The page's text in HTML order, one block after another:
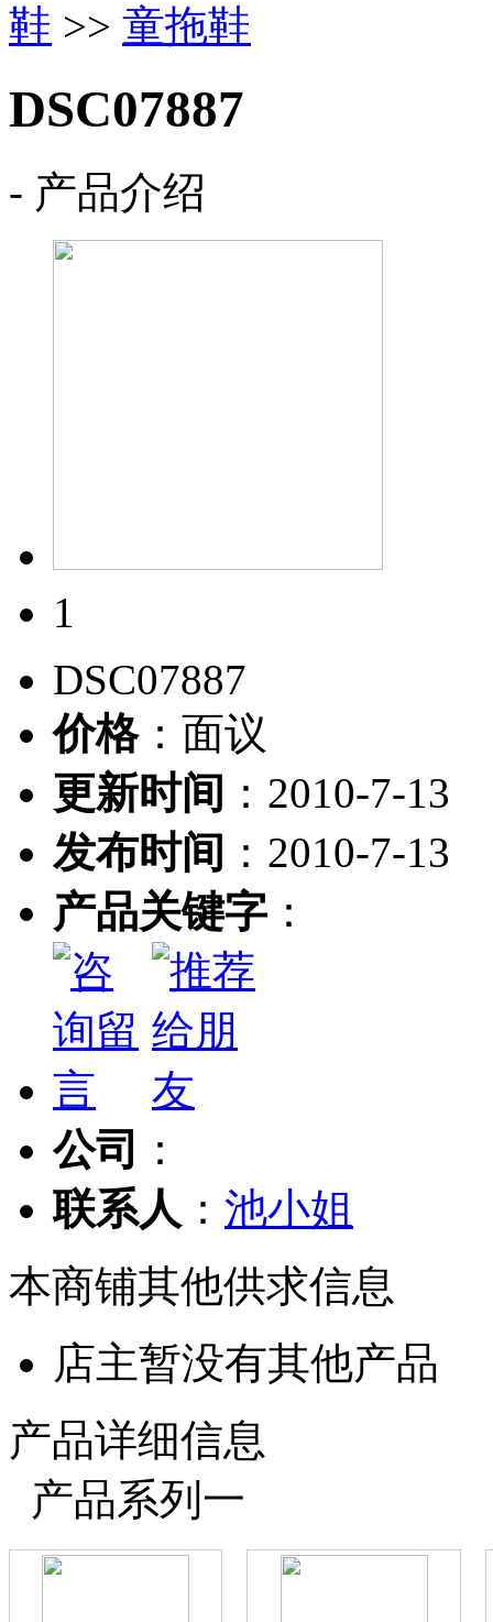
鞋 >> 童拖鞋
DSC07887
- 产品介绍
1
DSC07887
价格：面议
更新时间 ：2010-7-13
发布时间 ：2010-7-13
产品关键字 ：
公司
：
联系人 ： 池小姐
本商铺其他供求信息
店主暂没有其他产品
产品详细信息
产品系列一